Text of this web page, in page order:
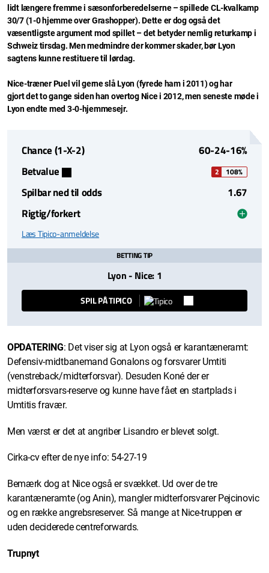
lidt længere fremme i sæsonforberedelserne – spillede CL-kvalkamp
30/7 (1-0 hjemme over Grashopper). Dette er dog også det
væsentligste argument mod spillet – det betyder nemlig returkamp i
Schweiz tirsdag. Men medmindre der kommer skader, bør Lyon
sagtens kunne restituere til lørdag.
Nice-træner Puel vil gerne slå Lyon (fyrede ham i 2011) og har
gjort det to gange siden han overtog Nice i 2012, men seneste møde i
Lyon endte med 3-0-hjemmesejr.
Chance (1-X-2)
60-24-16%
Betvalue
2 108%
Spilbar ned til odds
1.67
Rigtig/forkert
Læs Tipico-anmeldelse
BETTING TIP
Lyon - Nice: 1
SPIL PÅ TIPICO
OPDATERING: Det viser sig at Lyon også er karantæneramt:
Defensiv-midtbanemand Gonalons og forsvarer Umtiti
(venstreback/midterforsvar). Desuden Koné der er
midterforsvars-reserve og kunne have fået en startplads i
Umtitis fravær.
Men værst er det at angriber Lisandro er blevet solgt.
Cirka-cv efter de nye info: 54-27-19
Bemærk dog at Nice også er svækket. Ud over de tre
karantæneramte (og Anin), mangler midterforsvarer Pejcinovic
og en række angrebsreserver. Så mange at Nice-truppen er
uden deciderede centreforwards.
Trupnyt